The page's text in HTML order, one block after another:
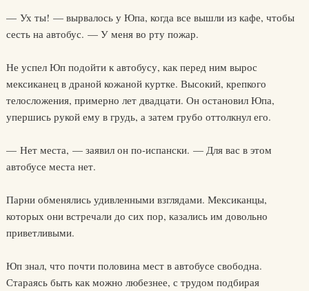
— Ух ты! — вырвалось у Юпа, когда все вышли из кафе, чтобы
сесть на автобус. — У меня во рту пожар.
Не успел Юп подойти к автобусу, как перед ним вырос
мексиканец в драной кожаной куртке. Высокий, крепкого
телосложения, примерно лет двадцати. Он остановил Юпа,
упершись рукой ему в грудь, а затем грубо оттолкнул его.
— Нет места, — заявил он по-испански. — Для вас в этом
автобусе места нет.
Парни обменялись удивленными взглядами. Мексиканцы,
которых они встречали до сих пор, казались им довольно
приветливыми.
Юп знал, что почти половина мест в автобусе свободна.
Стараясь быть как можно любезнее, с трудом подбирая